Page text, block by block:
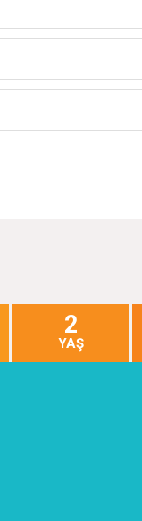
2
YAŞ